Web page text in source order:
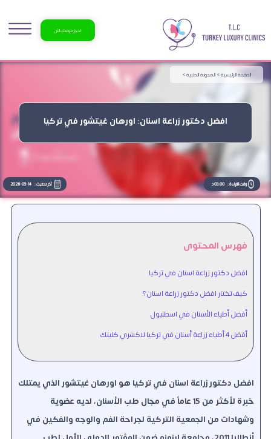
احجز موعدك الآن
افضل دكتور زراعة اسنان: اورهان غيتشور في تركيا
الصفحة الرئيسية >المدونة الطبية >
وقت القراءة : 03:00 د آخر تحديث : 2026-05-14
فهرس المحتوى
افضل دكتور زراعة اسنان في تركيا
كيف تختار افضل دكتور زراعة اسنان؟
أفضل أطباء الأسنان في اسطنبول
أفضل 4 أطباء زراعة أسنان في تركيا لاكشري كلينك
افضل دكتور زراعة اسنان في تركيا هو اورهان غيتشور الذي يمتلك
خبرة لأكثر من 15 عاماً في مجال طب الأسنان، لديه عضوية
وشهادات من الجمعية التركية لجراحة الفم والوجه والفكين في